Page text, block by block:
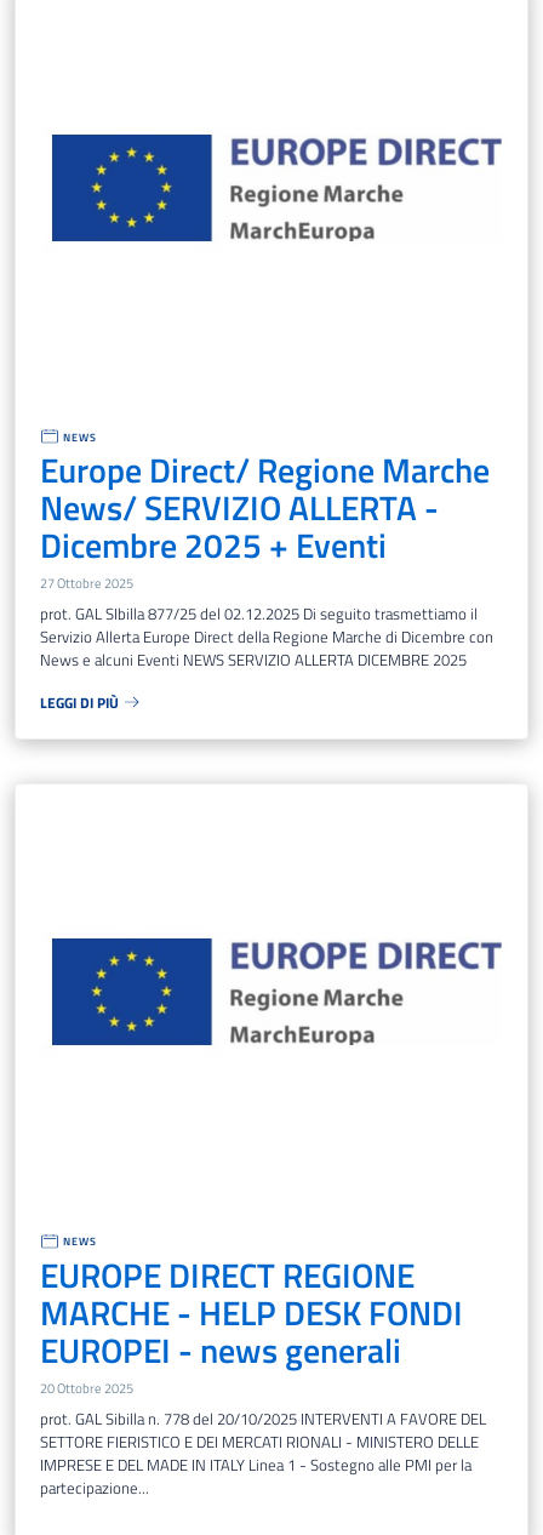
NEWS
Europe Direct/ Regione Marche
News/ SERVIZIO ALLERTA -
Dicembre 2025 + Eventi
27 Ottobre 2025
prot. GAL SIbilla 877/25 del 02.12.2025 Di seguito trasmettiamo il
Servizio Allerta Europe Direct della Regione Marche di Dicembre con
News e alcuni Eventi NEWS SERVIZIO ALLERTA DICEMBRE 2025
LEGGI DI PIÙ
NEWS
EUROPE DIRECT REGIONE
MARCHE - HELP DESK FONDI
EUROPEI - news generali
20 Ottobre 2025
prot. GAL Sibilla n. 778 del 20/10/2025 INTERVENTI A FAVORE DEL
SETTORE FIERISTICO E DEI MERCATI RIONALI - MINISTERO DELLE
IMPRESE E DEL MADE IN ITALY Linea 1 - Sostegno alle PMI per la
partecipazione...